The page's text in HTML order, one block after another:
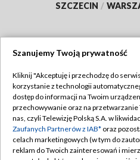
SZCZECIN /
Abonament TVP
Emisja w TVP
Centrum informacji TVP
Polityka
Moje
Szanujemy Twoją prywatność
Kliknij "Akceptuję i przechodzę do
korzystanie z technologii
dostęp do informacji na Twoim
przechowywanie oraz na
nas, czyli Telewizję Polską S.A. w
Zaufanych Partnerów z IAB* oraz
celach marketingowych (w tym do
reklam do Twoich zainteresowań i